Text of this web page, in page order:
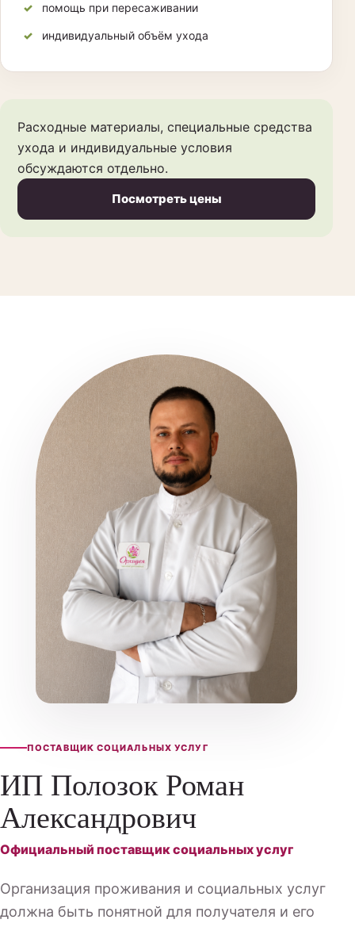
помощь при пересаживании
индивидуальный объём ухода
Расходные материалы, специальные средства
ухода и индивидуальные условия
обсуждаются отдельно.
Посмотреть цены
ПОСТАВЩИК СОЦИАЛЬНЫХ УСЛУГ
ИП Полозок Роман
Александрович
Официальный поставщик социальных услуг
Организация проживания и социальных услуг
должна быть понятной для получателя и его